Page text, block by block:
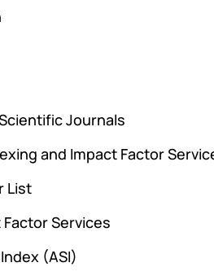
Journals
and Impact Factor
List
Services
(ASI)